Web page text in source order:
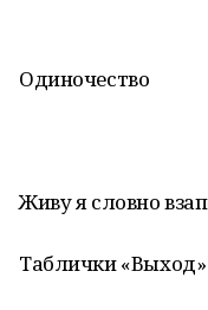
Одиночество
Живу я словно
Таблички «Выход»